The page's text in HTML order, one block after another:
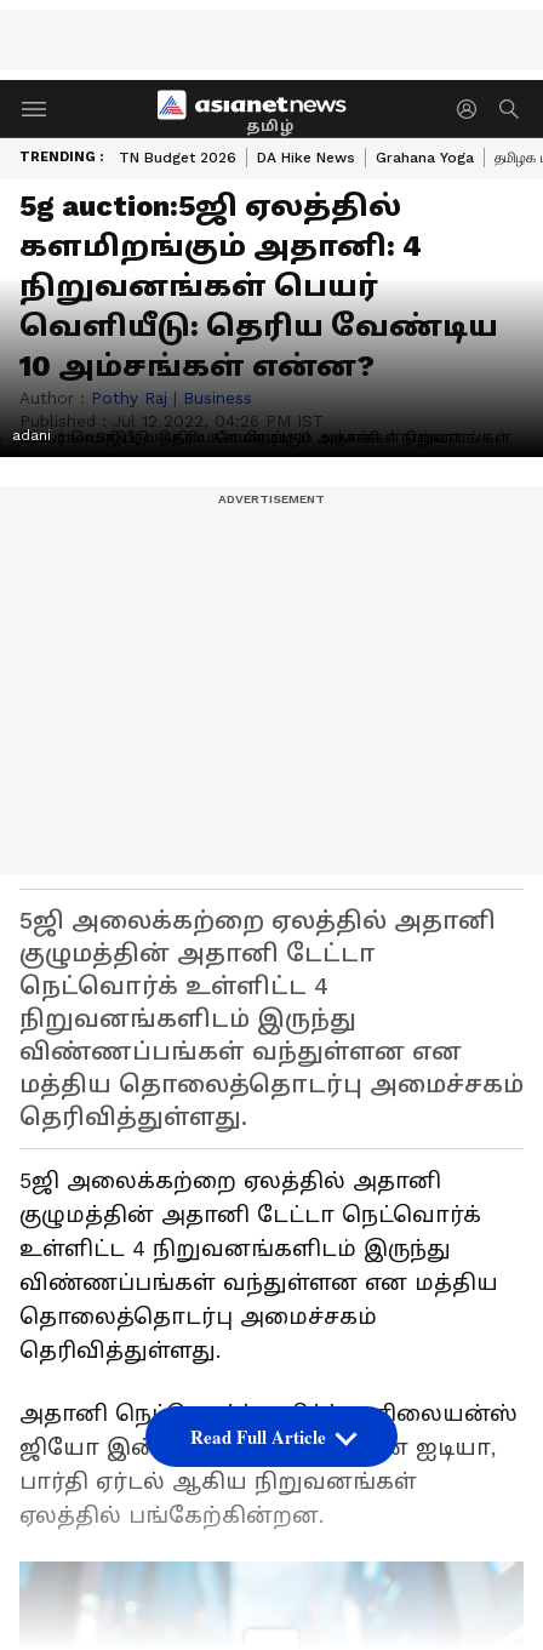
தமிழ்
TRENDING : TN Budget 2026 DA Hike News Grahana Yoga தமிழக
5g auction:5ஜி ஏலத்தில்
களமிறங்கும் அதானி: 4
நிறுவனங்கள் பெயர்
வெளியீடு: தெரிய வேண்டிய
10 அம்சங்கள் என்ன?
Author : Pothy Raj | Business
Published : Jul 12 2022, 04:26 PM IST
adani
5ஜி அலைக்கற்றை ஏலத்தில் அதானி
குழுமத்தின் அதானி டேட்டா
நெட்வொர்க் உள்ளிட்ட 4
நிறுவனங்களிடம் இருந்து
விண்ணப்பங்கள் வந்துள்ளன என
மத்திய தொலைத்தொடர்பு அமைச்சகம்
தெரிவித்துள்ளது.
5ஜி அலைக்கற்றை ஏலத்தில் அதானி
குழுமத்தின் அதானி டேட்டா நெட்வொர்க்
உள்ளிட்ட 4 நிறுவனங்களிடம் இருந்து
விண்ணப்பங்கள் வந்துள்ளன என மத்திய
தொலைத்தொடர்பு அமைச்சகம்
தெரிவித்துள்ளது.
அதானி நெட்வொர்க் தவிர்த்து, ரிலையன்ஸ்
ஜியோ இன்போகாம், வோடபோன் ஐடியா,
பார்தி ஏர்டல் ஆகிய நிறுவனங்கள்
ஏலத்தில் பங்கேற்கின்றன.
Read Full Article